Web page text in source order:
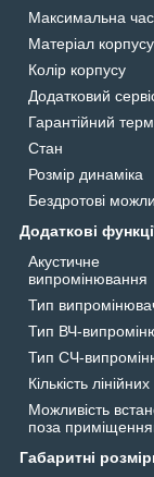
Максимальна
Матеріал корпусу
Колір корпусу
Додатковий
Гарантійний
Стан
Розмір динаміка
Бездротові
Додаткові
Акустичне
випромінювання
Тип
Тип ВЧ-
Тип СЧ-
Кількість
Можливість
поза
Габаритні